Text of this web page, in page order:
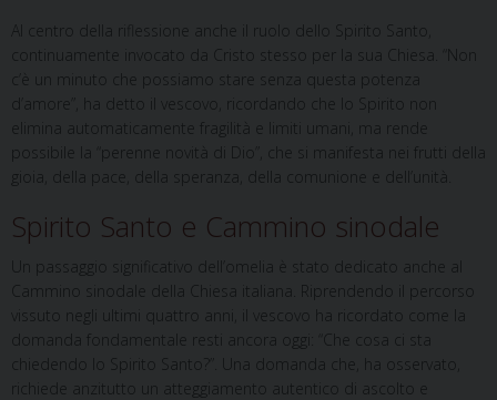
Al centro della riflessione anche il ruolo dello Spirito Santo,
continuamente invocato da Cristo stesso per la sua Chiesa. “Non
c’è un minuto che possiamo stare senza questa potenza
d’amore”, ha detto il vescovo, ricordando che lo Spirito non
elimina automaticamente fragilità e limiti umani, ma rende
possibile la “perenne novità di Dio”, che si manifesta nei frutti della
gioia, della pace, della speranza, della comunione e dell’unità.
Spirito Santo e Cammino sinodale
Un passaggio significativo dell’omelia è stato dedicato anche al
Cammino sinodale della Chiesa italiana. Riprendendo il percorso
vissuto negli ultimi quattro anni, il vescovo ha ricordato come la
domanda fondamentale resti ancora oggi: “Che cosa ci sta
chiedendo lo Spirito Santo?”. Una domanda che, ha osservato,
richiede anzitutto un atteggiamento autentico di ascolto e